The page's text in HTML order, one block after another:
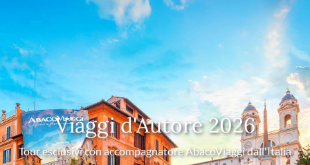
Viaggi d'Autore 2026
Tour esclusivi con accompagnatore AbacoViaggi dall'Italia